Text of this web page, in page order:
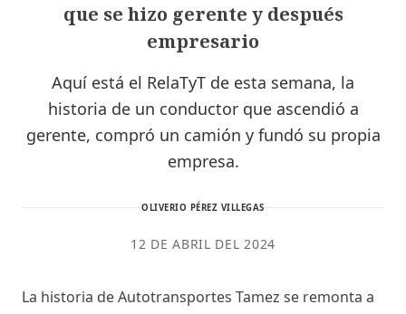
que se hizo gerente y después
empresario
Aquí está el RelaTyT de esta semana, la
historia de un conductor que ascendió a
gerente, compró un camión y fundó su propia
empresa.
OLIVERIO PÉREZ VILLEGAS
12 DE ABRIL DEL 2024
La historia de Autotransportes Tamez se remonta a